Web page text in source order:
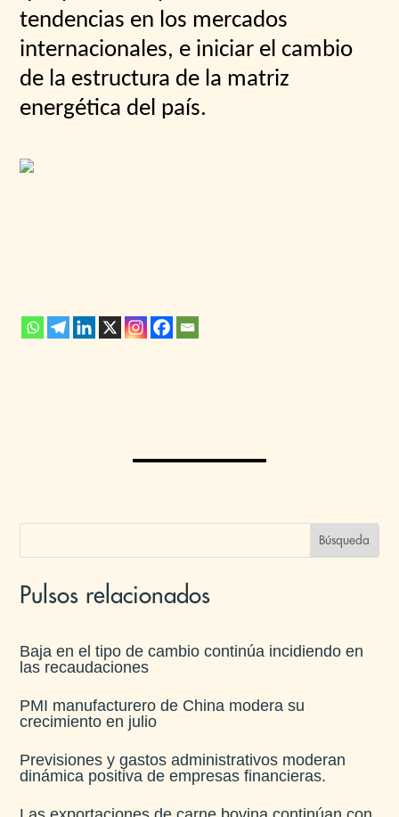
tendencias en los mercados
internacionales, e iniciar el cambio
de la estructura de la matriz
energética del país.
Pulsos relacionados
Baja en el tipo de cambio continúa incidiendo en
las recaudaciones​
PMI manufacturero de China modera su
crecimiento en julio​
Previsiones y gastos administrativos moderan
dinámica positiva de empresas financieras​.